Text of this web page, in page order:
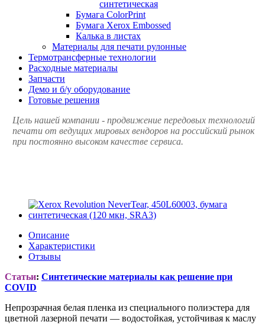
синтетическая
Бумага ColorPrint
Бумага Xerox Embossed
Калька в листах
Материалы для печати рулонные
Термотрансферные технологии
Расходные материалы
Запчасти
Демо и б/у оборудование
Готовые решения
Цель нашей компании - продвижение передовых технологий
печати от ведущих мировых вендоров на российский рынок
при постоянно высоком качестве сервиса.
Описание
Характеристики
Отзывы
Статьи: Синтетические материалы как решение при
COVID
Непрозрачная белая пленка из специального полиэстера для
цветной лазерной печати — водостойкая, устойчивая к маслу